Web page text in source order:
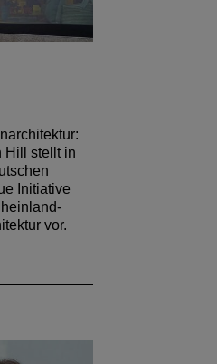
Hill stellt in
Initiative
vor.